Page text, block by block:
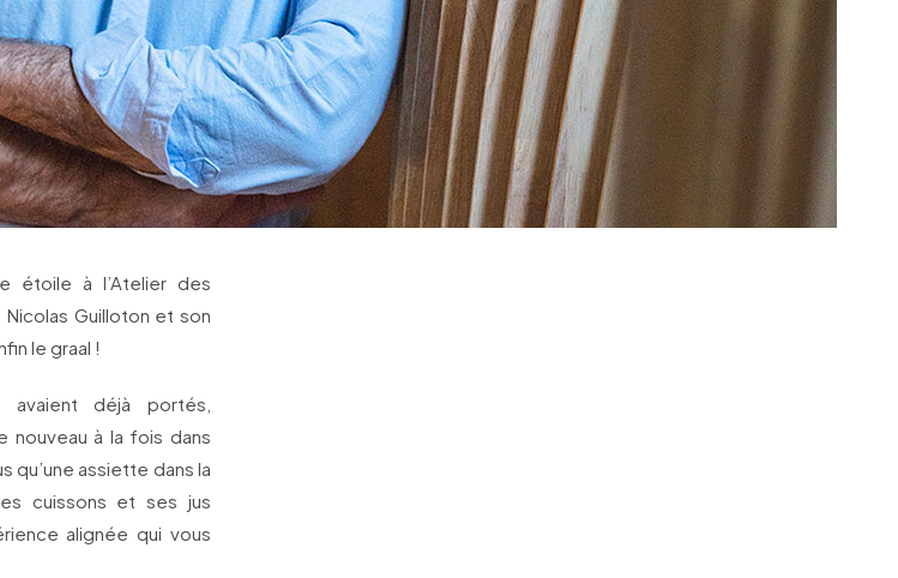
étoile à l’Atelier des
Guilloton et son
le graal !
avaient déjà portés,
nouveau à la fois dans
qu’une assiette dans la
cuissons et ses jus
alignée qui vous